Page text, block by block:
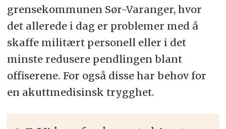
grensekommunen Sør-Varanger, hvor
det allerede i dag er problemer med å
skaffe militært personell eller i det
minste redusere pendlingen blant
offiserene. For også disse har behov for
en akuttmedisinsk trygghet.